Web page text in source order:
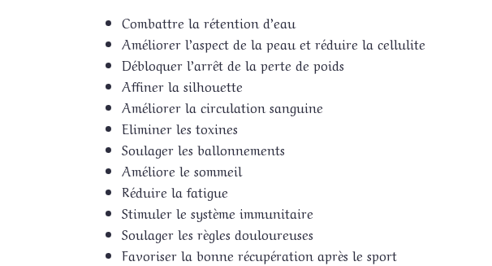
Combattre la rétention d’eau
Améliorer l’aspect de la peau et réduire la cellulite
Débloquer l’arrêt de la perte de poids
Affiner la silhouette
Améliorer la circulation sanguine
Eliminer les toxines
Soulager les ballonnements
Améliore le sommeil
Réduire la fatigue
Stimuler le système immunitaire
Soulager les règles douloureuses
Favoriser la bonne récupération après le sport